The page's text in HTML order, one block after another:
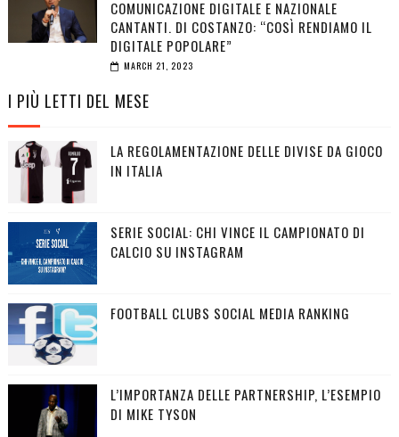
COMUNICAZIONE DIGITALE E NAZIONALE
CANTANTI. DI COSTANZO: “COSÌ RENDIAMO IL
DIGITALE POPOLARE”
MARCH 21, 2023
I PIÙ LETTI DEL MESE
LA REGOLAMENTAZIONE DELLE DIVISE DA GIOCO
IN ITALIA
SERIE SOCIAL: CHI VINCE IL CAMPIONATO DI
CALCIO SU INSTAGRAM
FOOTBALL CLUBS SOCIAL MEDIA RANKING
L’IMPORTANZA DELLE PARTNERSHIP, L’ESEMPIO
DI MIKE TYSON